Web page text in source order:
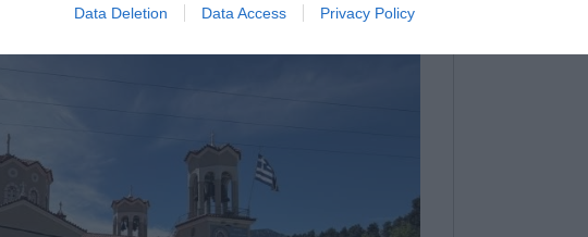
Data Deletion Data Access Privacy Policy